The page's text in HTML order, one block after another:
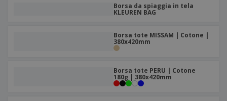
Borsa da spiaggia in tela
KLEUREN BAG
Borsa tote MISSAM | Cotone |
380x420mm
Borsa tote PERU | Cotone
180g | 380x420mm